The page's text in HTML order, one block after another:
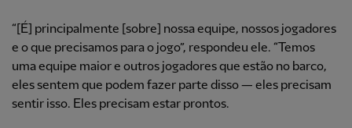
“[É] principalmente [sobre] nossa equipe, nossos jogadores
e o que precisamos para o jogo”, respondeu ele. “Temos
uma equipe maior e outros jogadores que estão no barco,
eles sentem que podem fazer parte disso — eles precisam
sentir isso. Eles precisam estar prontos.